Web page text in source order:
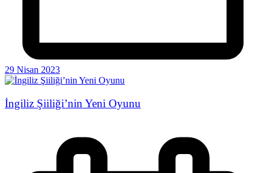
29 Nisan 2023
İngiliz Şiiliği’nin Yeni Oyunu